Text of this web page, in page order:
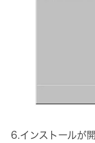
6.インストールが